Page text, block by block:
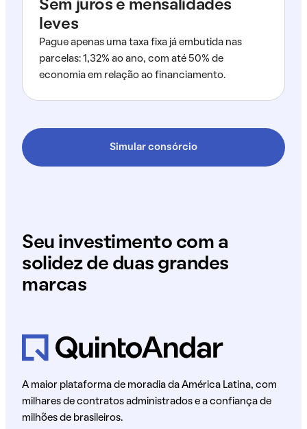
Sem juros e mensalidades
leves
Pague apenas uma taxa fixa já embutida nas
parcelas: 1,32% ao ano, com até 50% de
economia em relação ao financiamento.
Simular consórcio
Seu investimento com a
solidez de duas grandes
marcas
A maior plataforma de moradia da América Latina, com
milhares de contratos administrados e a confiança de
milhões de brasileiros.